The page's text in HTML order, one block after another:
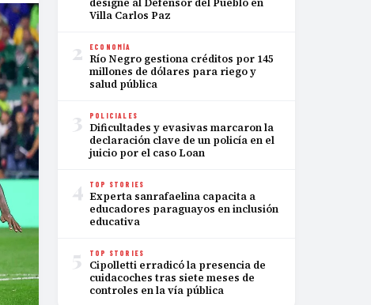
designe al Defensor del Pueblo en
Villa Carlos Paz
2 ECONOMÍA
Río Negro gestiona créditos por 145
millones de dólares para riego y
salud pública
3 POLICIALES
Dificultades y evasivas marcaron la
declaración clave de un policía en el
juicio por el caso Loan
4 TOP STORIES
Experta sanrafaelina capacita a
educadores paraguayos en inclusión
educativa
5 TOP STORIES
Cipolletti erradicó la presencia de
cuidacoches tras siete meses de
controles en la vía pública